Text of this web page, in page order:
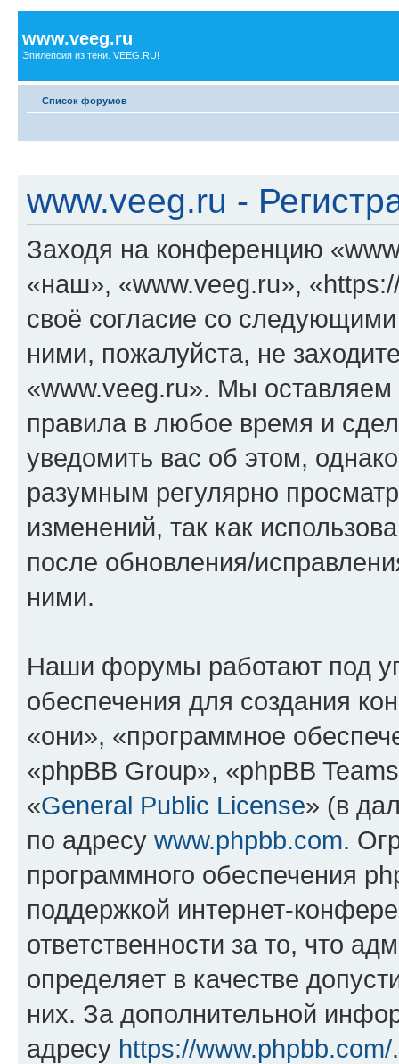
www.veeg.ru
Эпилепсия из тени. VEEG.RU!
Список форумов
www.veeg.ru -
Заходя на конференцию
«наш», «www.veeg.ru»,
своё согласие со
ними, пожалуйста, не
«www.veeg.ru». Мы оставляем
правила в любое время и
уведомить вас об этом,
разумным регулярно
изменений, так как
после обновления/
ними.
Наши форумы работают под
обеспечения для создания
«они», «программное
«phpBB Group», «phpBB
«General Public License» (в
по адресу www.phpbb.com.
программного обеспечения
поддержкой интернет-
ответственности за то, что
определяет в качестве
них. За дополнительной
адресу https://www.phpbb.com/.